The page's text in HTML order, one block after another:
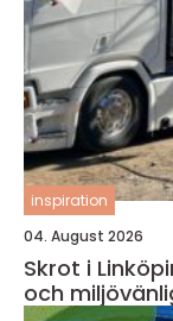
inspiration
04. August 2026
Skrot i
och